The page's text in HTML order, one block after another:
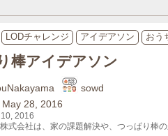
LODチャレンジ アイデアソン おう
棒アイデアソン
sowd
28, 2016
2016
式会社は、家の課題解決や、つっぱり棒